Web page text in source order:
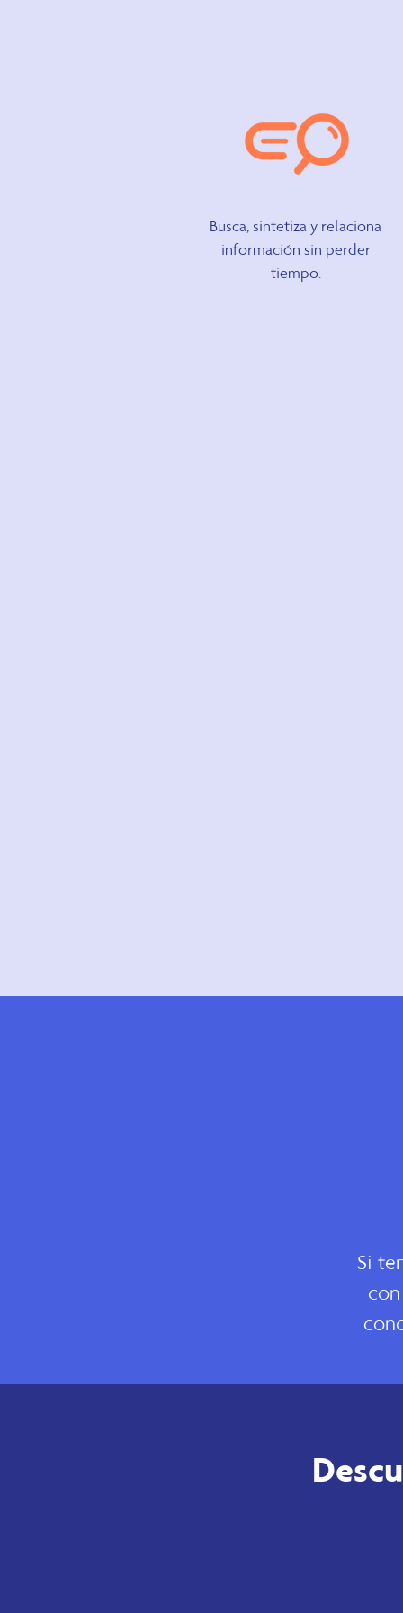
Busca, sintetiza y relaciona
información sin perder
tiempo.
Si